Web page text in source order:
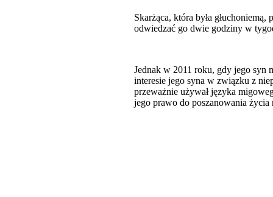
Skarżąca, która była
odwiedzać go dwie godziny w
Jednak w 2011 roku, gdy jego syn
interesie jego syna w związku z
przeważnie używał języka
jego prawo do poszanowania życia